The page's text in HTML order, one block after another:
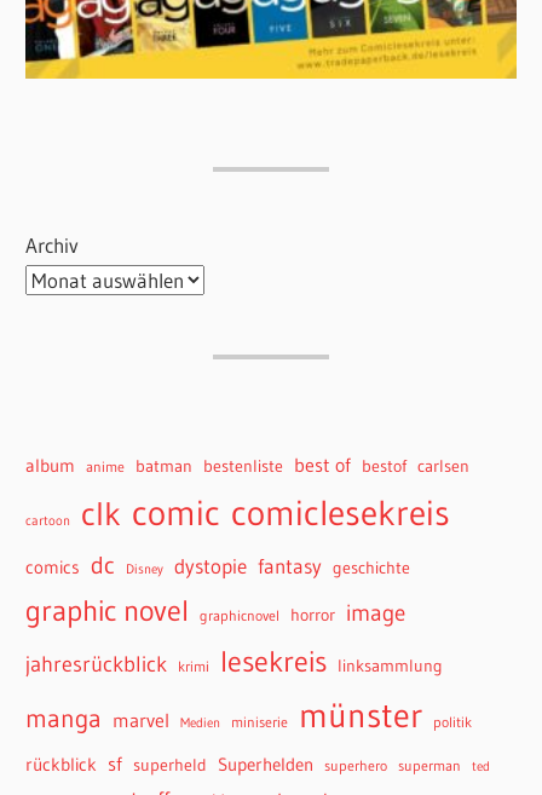
Archiv
album anime batman bestenliste best of bestof carlsen
cartoon clk comic comiclesekreis
comics dc Disney dystopie fantasy geschichte
graphic novel graphicnovel horror image
jahresrückblick krimi lesekreis linksammlung
manga marvel Medien miniserie münster politik
rückblick sf superheld Superhelden superhero superman ted